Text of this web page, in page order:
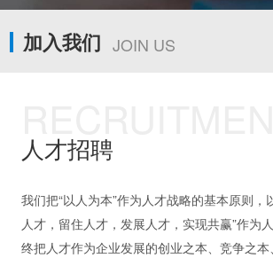
加入我们 JOIN US
人才招聘
我们把“以人为本”作为人才战略的基本原则，
人才，留住人才，发展人才，实现共赢”作为
终把人才作为企业发展的创业之本、竞争之